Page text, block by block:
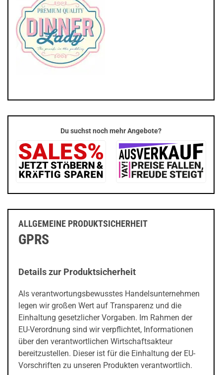
Du suchst noch mehr Angebote?
ALLGEMEINE PRODUKTSICHERHEIT
GPRS
Details zur Produktsicherheit
Als verantwortungsbewusstes Handelsunternehmen
legen wir großen Wert auf Transparenz und die
Einhaltung gesetzlicher Vorgaben. Im Rahmen der
EU-Verordnung sind wir verpflichtet, Informationen
über den verantwortlichen Wirtschaftsakteur
bereitzustellen. Dieser ist für die Einhaltung der EU-
Vorschriften zu unseren Produkten verantwortlich.